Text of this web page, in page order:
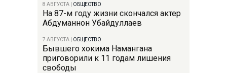
8 АВГУСТА ОБЩЕСТВО
На 87-м году жизни скончался актер
Абдуманнон Убайдуллаев
7 АВГУСТА ОБЩЕСТВО
Бывшего хокима Намангана
приговорили к 11 годам лишения
свободы